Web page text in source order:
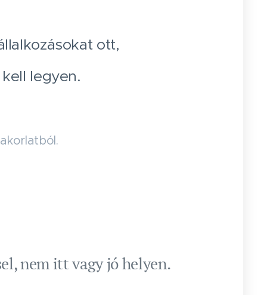
ott,
legyen.
nem itt vagy jó helyen.